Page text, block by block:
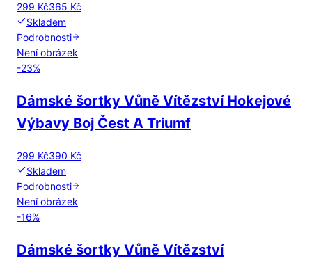
299 Kč365 Kč
Skladem
Podrobnosti
Není obrázek
-23%
Dámské šortky Vůně Vítězství Hokejové
Výbavy Boj Čest A Triumf
299 Kč390 Kč
Skladem
Podrobnosti
Není obrázek
-16%
Dámské šortky Vůně Vítězství